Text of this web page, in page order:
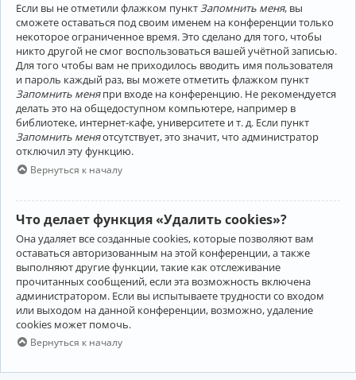
Если вы не отметили флажком пунктЗапомнить меня, вы
сможете оставаться под своим именем на конференции только
некоторое ограниченное время. Это сделано для того, чтобы
никто другой не смог воспользоваться вашей учётной записью.
Для того чтобы вам не приходилось вводить имя пользователя
и пароль каждый раз, вы можете отметить флажком пункт
Запомнить меняпри входе на конференцию. Не рекомендуется
делать это на общедоступном компьютере, например в
библиотеке, интернет-кафе, университете и т. д. Если пункт
Запомнить меняотсутствует, это значит, что администратор
отключил эту функцию.
Вернуться к началу
Что делает функция «Удалить cookies»?
Она удаляет все созданные cookies, которые позволяют вам
оставаться авторизованным на этой конференции, а также
выполняют другие функции, такие как отслеживание
прочитанных сообщений, если эта возможность включена
администратором. Если вы испытываете трудности со входом
или выходом на данной конференции, возможно, удаление
cookies может помочь.
Вернуться к началу